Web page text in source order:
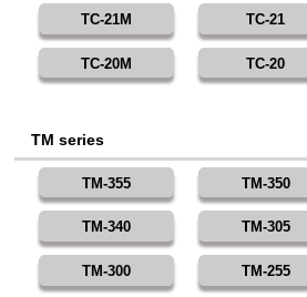
TC-21M TC-21
TC-20M TC-20
TM series
TM-355 TM-350
TM-340 TM-305
TM-300 TM-255